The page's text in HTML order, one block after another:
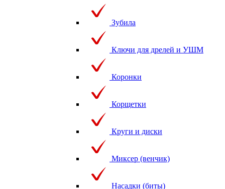
Зубила
Ключи для дрелей и УШМ
Коронки
Корщетки
Круги и диски
Миксер (венчик)
Насадки (биты)